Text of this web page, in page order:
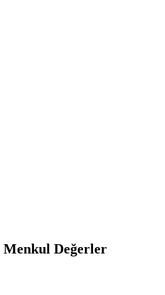
Menkul Değerler